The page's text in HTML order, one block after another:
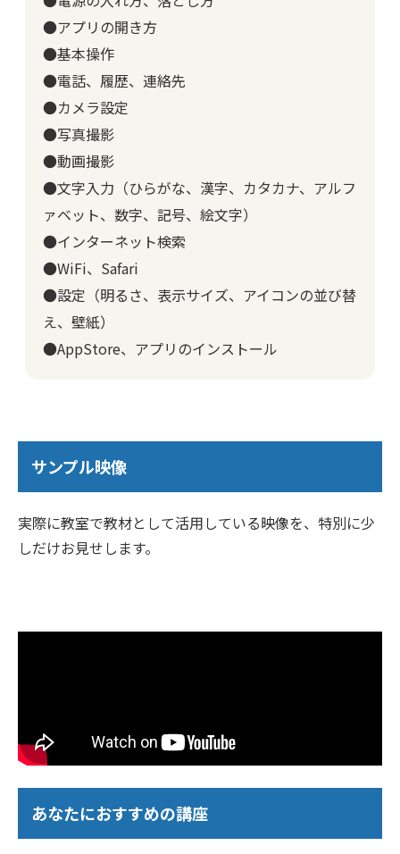
●アプリの開き方
●基本操作
●電話、履歴、連絡先
●カメラ設定
●写真撮影
●動画撮影
●文字入力（ひらがな、漢字、カタカナ、アルフ
ァベット、数字、記号、絵文字）
●インターネット検索
●WiFi、Safari
●設定（明るさ、表示サイズ、アイコンの並び替
え、壁紙）
●AppStore、アプリのインストール
サンプル映像
実際に教室で教材として活用している映像を、特別に少
しだけお見せします。
あなたにおすすめの講座